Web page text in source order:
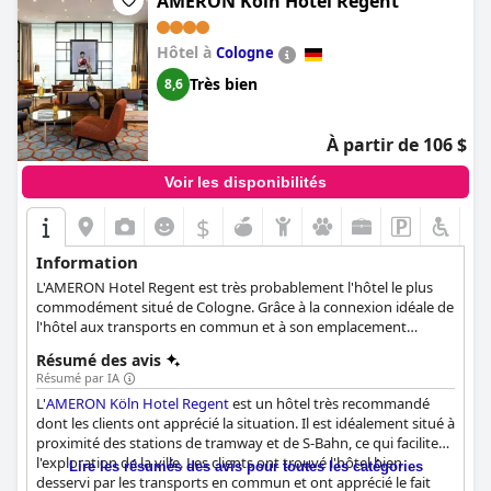
l'ensemble très positifs, décrivant le
Grandhotel 2025 - Die 101 Besten (Breidenbacher Hof, Best
Hotel of the Year 2026 - Die 101 Besten)comme un hôtel de luxe
inoubliable et hautement recommandé, l'un des meilleurs
d'Europe.
Hôtel à Cologne
8,6 Très bien
À partir de 106 $
Voir les disponibilités
$
Information
L'AMERON Hotel Regent est très probablement l'hôtel le plus
commodément situé de Cologne. Grâce à la connexion idéale de
l'hôtel aux transports en commun et à son emplacement
ville en quelques minutes.
Résumé des avis
Résumé par IA
L'AMERON Köln Hotel Regentest un hôtel très recommandé
dont les clients ont apprécié la situation. Il est idéalement situé à
proximité des stations de tramway et de S-Bahn, ce qui facilite
l'exploration de la ville. Les clients ont trouvé l'hôtel bien
desservi par les transports en commun et ont apprécié le fait
Lire les résumés des avis pour toutes les catégories